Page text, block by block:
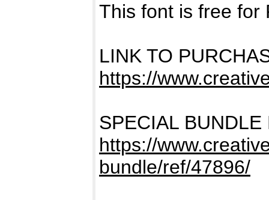
This font is free for
LINK TO
https://
SPECIAL BUNDLE
https://
bundle/ref/47896/